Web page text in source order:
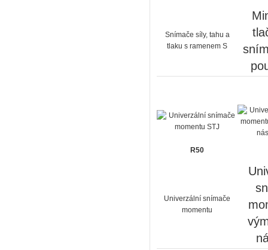
Snímače síly, tahu a
tlaku s ramenem S
R50
Univerzální snímače
momentu